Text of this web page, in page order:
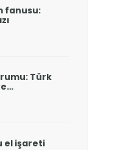
fanusu:
Türk
el işareti